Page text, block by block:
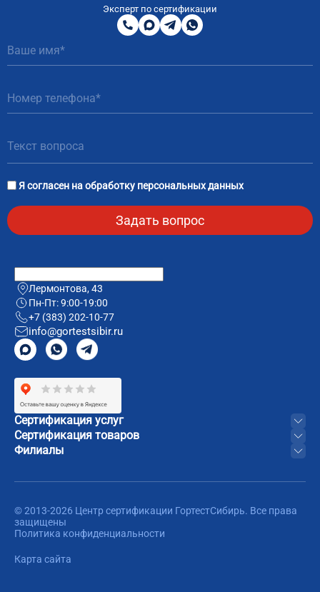
Эксперт по сертификации
800
200
51
MAXTelegram
WhatsApp
Я согласен наобработку персональных данных
Сертификация услуг
Сертификация товаров
Филиалы
Лермонтова, 43
Пн-Пт: 9:00-19:00
+7 (383) 202-10-77
info@gortestsibir.ru
© 2013-2026 Центр сертификации ГортестСибирь. Все права
защищены
Политика конфиденциальности
Карта сайта